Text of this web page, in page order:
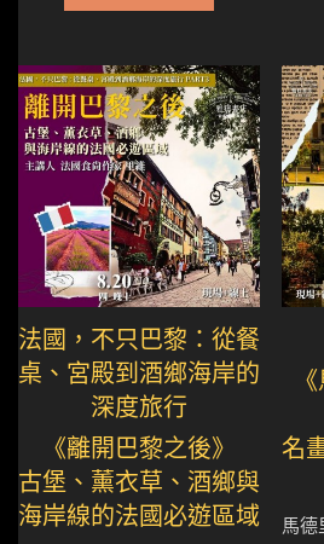
法國，不只巴黎：從餐
桌、宮殿到酒鄉海岸的
深度旅行
《離開巴黎之後》
古堡、薰衣草、酒鄉與
海岸線的法國必遊區域
名
馬德